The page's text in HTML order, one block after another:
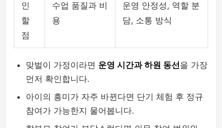
인
할
점
수업 품질과 비
용
운영 안정성, 역할 분
담, 소통 방식
맞벌이 가정이라면 운영 시간과 하원 동선을 가장
먼저 확인합니다.
아이의 흥미가 자주 바뀐다면 단기 체험 후 정규
참여가 가능한지 물어봅니다.